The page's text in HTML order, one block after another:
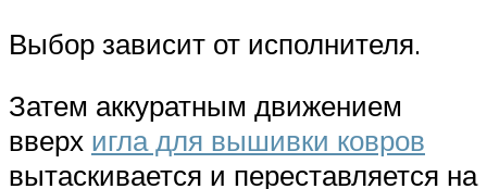
Выбор зависит от исполнителя.
Затем аккуратным движением
вверх игла для вышивки ковров
вытаскивается и переставляется на